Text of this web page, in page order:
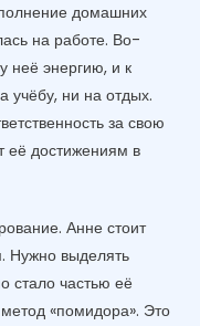
домашних
на работе. Во-
неё энергию, и к
учёбу, ни на отдых.
за свою
её достижениям в
Анне стоит
Нужно выделять
стало частью её
«помидора». Это